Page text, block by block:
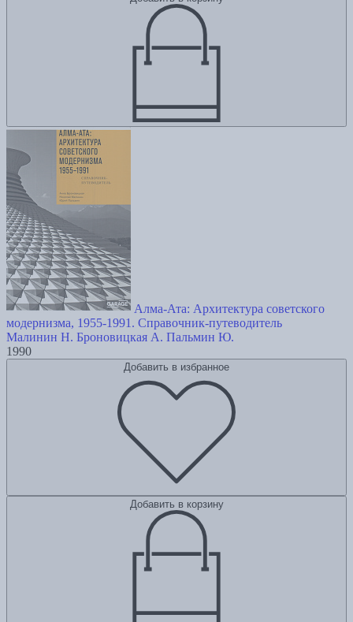
Алма-Ата: Архитектура советского
модернизма, 1955-1991. Справочник-путеводитель
Малинин Н. Броновицкая А. Пальмин Ю.
1990
Добавить в избранное
Добавить в корзину